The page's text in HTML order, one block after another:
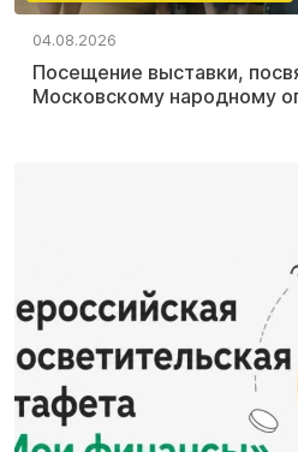
04.08.2026
Посещение выставки,
Московскому народному